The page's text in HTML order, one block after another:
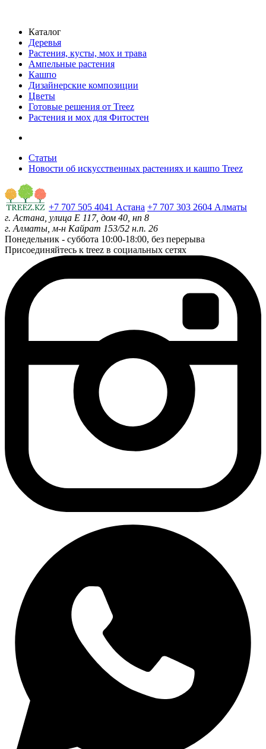
Каталог
Деревья
Растения, кусты, мох и трава
Ампельные растения
Кашпо
Дизайнерские композиции
Цветы
Готовые решения от Treez
Растения и мох для Фитостен
Статьи
Новости об искусственных растениях и кашпо Treez
+7 707 505 4041 Астана +7 707 303 2604 Алматы
г. Астана, улица Е 117, дом 40, нп 8
г. Алматы, м-н Кайрат 153/52 н.п. 26
Понедельник - суббота 10:00-18:00, без перерыва
Присоединяйтесь к treez в социальных сетях